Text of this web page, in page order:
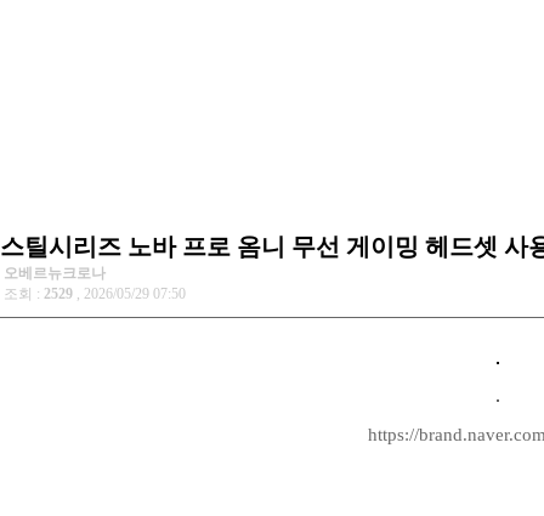
스틸시리즈 노바 프로 옴니 무선 게이밍 헤드셋 사
오베르뉴크로나
조회 : 2529 , 2026/05/29 07:50
https://